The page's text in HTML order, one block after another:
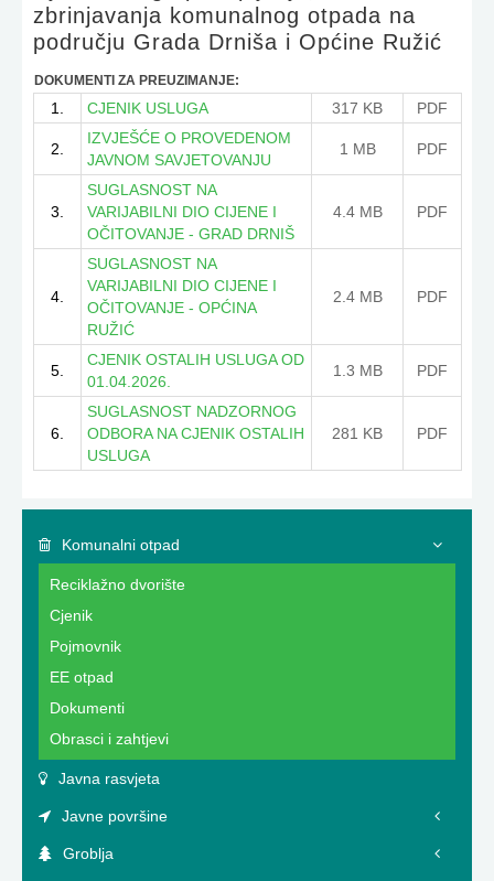
zbrinjavanja komunalnog otpada na
području Grada Drniša i Općine Ružić
DOKUMENTI ZA PREUZIMANJE:
1. CJENIK USLUGA 317 KB PDF
2.
IZVJEŠĆE O PROVEDENOM
JAVNOM SAVJETOVANJU
1 MB PDF
3.
SUGLASNOST NA
VARIJABILNI DIO CIJENE I
OČITOVANJE - GRAD DRNIŠ
4.4 MB PDF
4.
SUGLASNOST NA
VARIJABILNI DIO CIJENE I
OČITOVANJE - OPĆINA
RUŽIĆ
2.4 MB PDF
5.
CJENIK OSTALIH USLUGA OD
01.04.2026.
1.3 MB PDF
6.
SUGLASNOST NADZORNOG
ODBORA NA CJENIK OSTALIH
USLUGA
281 KB PDF
Komunalni otpad
Reciklažno dvorište
Cjenik
Pojmovnik
EE otpad
Dokumenti
Obrasci i zahtjevi
Javna rasvjeta
Javne površine
Groblja